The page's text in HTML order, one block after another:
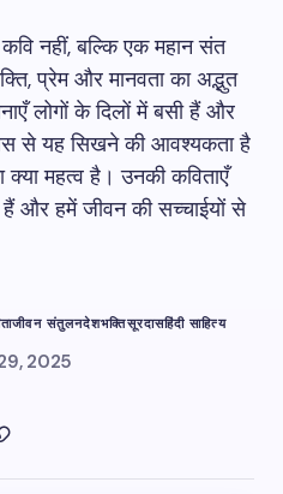
नहीं, बल्कि एक महान संत
प्रेम और मानवता का अद्भुत
लोगों के दिलों में बसी हैं और
से यह सिखने की आवश्यकता है
महत्व है। उनकी कविताएँ
और हमें जीवन की सच्चाईयों से
जीवन संतुलनदेशभक्तिसूरदासहिंदी साहित्य
2025